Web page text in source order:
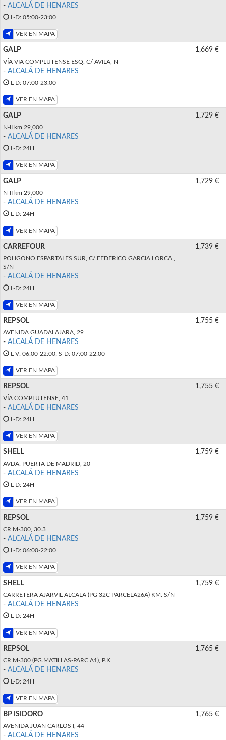
- ALCALÁ DE HENARES
L-D: 05:00-23:00
VER EN MAPA
GALP
VÍA VIA COMPLUTENSE ESQ. C/ AVILA, N
- ALCALÁ DE HENARES
L-D: 07:00-23:00
VER EN MAPA
1,669 €
GALP
N-II km 29,000
- ALCALÁ DE HENARES
L-D: 24H
VER EN MAPA
1,729 €
GALP
N-II km 29,000
- ALCALÁ DE HENARES
L-D: 24H
VER EN MAPA
1,729 €
CARREFOUR
POLIGONO ESPARTALES SUR, C/ FEDERICO GARCIA LORCA,,
S/N
- ALCALÁ DE HENARES
L-D: 24H
VER EN MAPA
1,739 €
REPSOL
AVENIDA GUADALAJARA, 29
- ALCALÁ DE HENARES
L-V: 06:00-22:00; S-D: 07:00-22:00
VER EN MAPA
1,755 €
REPSOL
VÍA COMPLUTENSE, 41
- ALCALÁ DE HENARES
L-D: 24H
VER EN MAPA
1,755 €
SHELL
AVDA. PUERTA DE MADRID, 20
- ALCALÁ DE HENARES
L-D: 24H
VER EN MAPA
1,759 €
REPSOL
CR M-300, 30.3
- ALCALÁ DE HENARES
L-D: 06:00-22:00
VER EN MAPA
1,759 €
SHELL
CARRETERA AJARVIL-ALCALA (PG 32C PARCELA26A) KM. S/N
- ALCALÁ DE HENARES
L-D: 24H
VER EN MAPA
1,759 €
REPSOL
CR M-300 (PG.MATILLAS-PARC.A1), P.K
- ALCALÁ DE HENARES
L-D: 24H
VER EN MAPA
1,765 €
BP ISIDORO
AVENIDA JUAN CARLOS I, 44
- ALCALÁ DE HENARES
1,765 €